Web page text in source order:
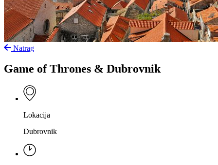
Natrag
Game of Thrones & Dubrovnik
Lokacija
Dubrovnik